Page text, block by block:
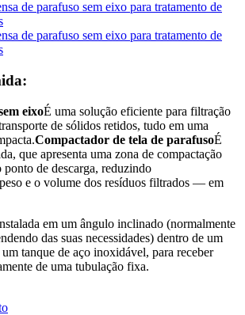
eixoÉ uma solução eficiente para filtração
de sólidos retidos, tudo em uma
Compactador de tela de parafusoÉ
que apresenta uma zona de compactação
de descarga, reduzindo
e o volume dos resíduos filtrados — em
em um ângulo inclinado (normalmente
das suas necessidades) dentro de um
tanque de aço inoxidável, para receber
de uma tubulação fixa.